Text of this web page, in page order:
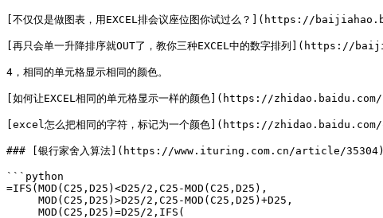
[不仅仅是做图表，用EXCEL排会议座位图你试过么？](https://
[再只会单一升降排序就OUT了，教你三种EXCEL中的数字排列
4，相同的单元格显示相同的颜色。
[如何让EXCEL相同的单元格显示一样的颜色](https://
[excel怎么把相同的字符，标记为一个颜色](https://
### [银行家舍入算法](https://www.ituring.com.cn/article/35304)（
```python
=IFS(MOD(C25,D25)<D25/2,C25-MOD(C25,D25),